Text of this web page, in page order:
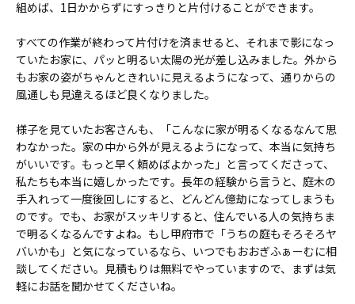
組めば、1日かからずにすっきりと片付けることができます。
すべての作業が終わって片付けを済ませると、それまで影になっ
ていたお家に、パッと明るい太陽の光が差し込みました。外から
もお家の姿がちゃんときれいに見えるようになって、通りからの
風通しも見違えるほど良くなりました。
様子を見ていたお客さんも、「こんなに家が明るくなるなんて思
わなかった。家の中から外が見えるようになって、本当に気持ち
がいいです。もっと早く頼めばよかった」と言ってくださって、
私たちも本当に嬉しかったです。長年の経験から言うと、庭木の
手入れって一度後回しにすると、どんどん億劫になってしまうも
のです。でも、お家がスッキリすると、住んでいる人の気持ちま
で明るくなるんですよね。もし甲府市で「うちの庭もそろそろヤ
バいかも」と気になっているなら、いつでもおおぎふぁーむに相
談してください。見積もりは無料でやっていますので、まずは気
軽にお話を聞かせてくださいね。